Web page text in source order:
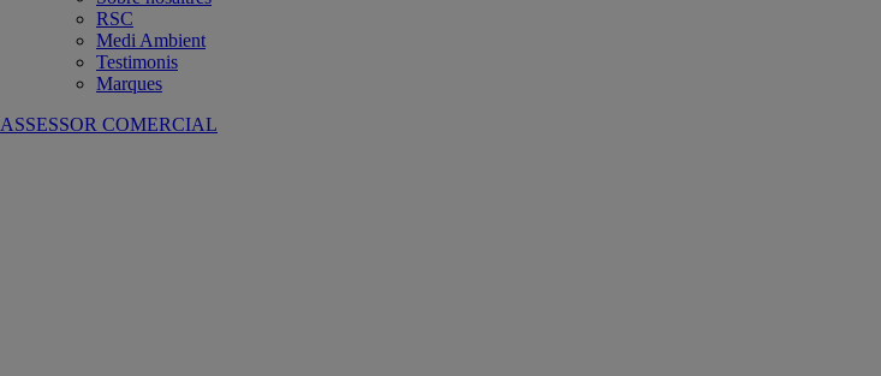
RSC
Medi Ambient
Testimonis
Marques
ASSESSOR COMERCIAL